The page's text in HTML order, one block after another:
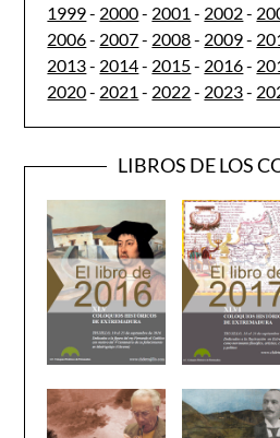
1999- 2000- 2001 - 2002-
2006- 2007- 2008- 2009-
2013- 2014- 2015- 2016-
2020- 2021 - 2022- 2023-
LIBROS DE LOS